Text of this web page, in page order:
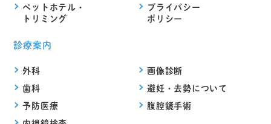
ペットホテル・
トリミング
プライバシー
ポリシー
診療案内
外科
歯科
予防医療
画像診断
避妊・去勢について
腹腔鏡手術